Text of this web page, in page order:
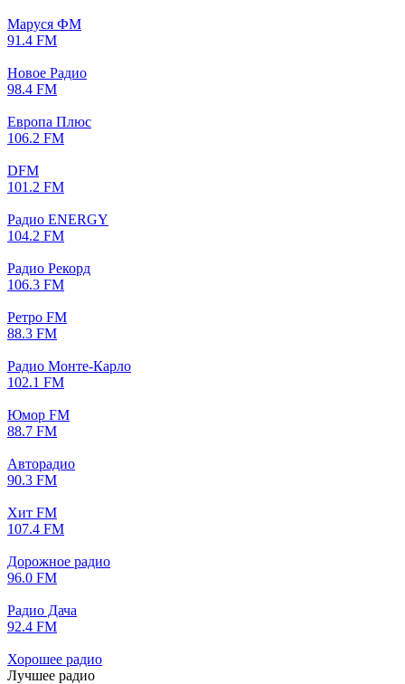
Маруся ФМ
91.4 FM
Новое Радио
98.4 FM
Европа Плюс
106.2 FM
DFM
101.2 FM
Радио ENERGY
104.2 FM
Радио Рекорд
106.3 FM
Ретро FM
88.3 FM
Радио Монте-Карло
102.1 FM
Юмор FM
88.7 FM
Авторадио
90.3 FM
Хит FM
107.4 FM
Дорожное радио
96.0 FM
Радио Дача
92.4 FM
Хорошее радио
Лучшее радио